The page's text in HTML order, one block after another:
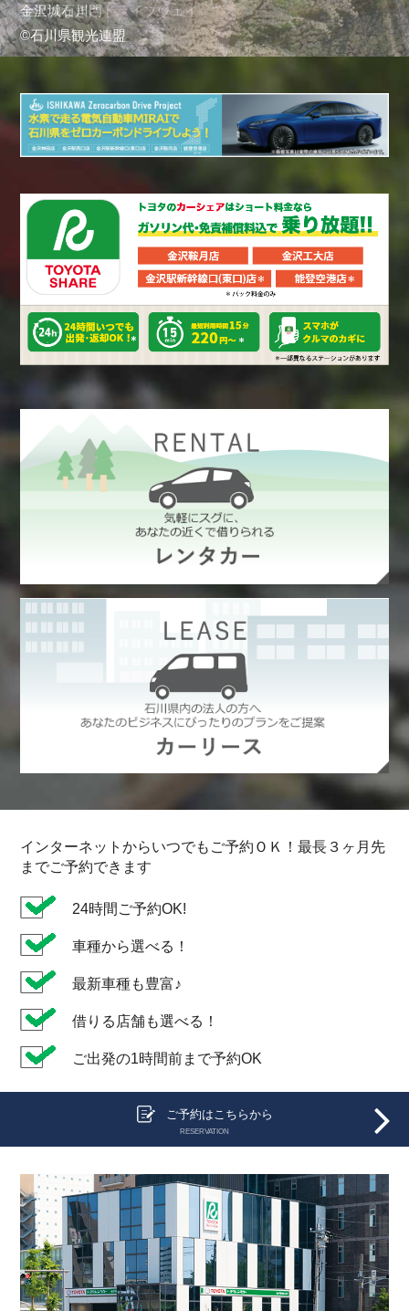
金沢城石川門
©石川県観光連盟
千里浜なぎさドライブウェイ
©石川県観光連盟
インターネットからいつでもご予約ＯＫ！最長３ヶ月先
までご予約できます
24時間ご予約OK!
車種から選べる！
最新車種も豊富♪
借りる店舗も選べる！
ご出発の1時間前まで予約OK
ご予約はこちらから
RESERVATION